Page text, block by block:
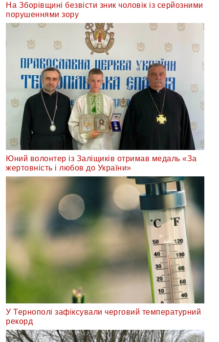
На Зборівщині безвісти зник чоловік із серйозними
порушеннями зору
Юний волонтер із Заліщиків отримав медаль «За
жертовність і любов до України»
У Тернополі зафіксували черговий температурний
рекорд